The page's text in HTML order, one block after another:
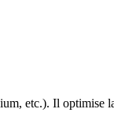
etc.). Il optimise